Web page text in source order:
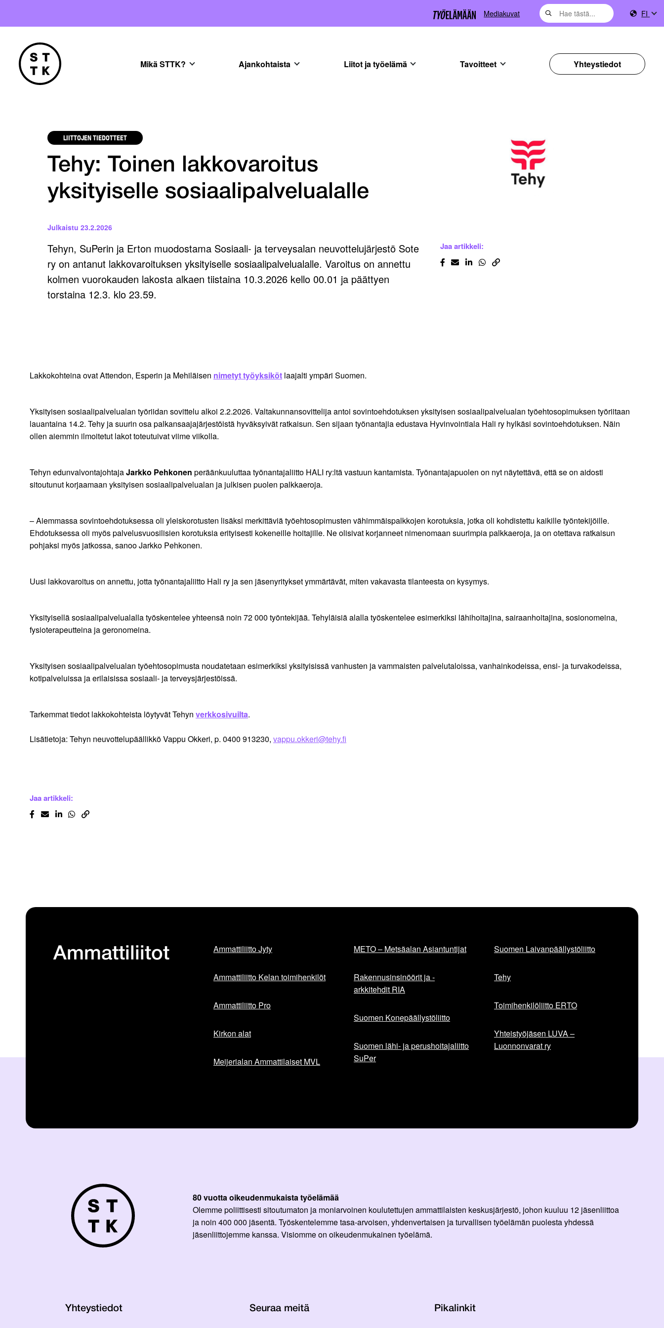
Mediakuvat FI
Mikä STTK? Ajankohtaista Liitot ja työelämä Tavoitteet Yhteystiedot
LIITTOJEN TIEDOTTEET
Tehy: Toinen lakkovaroitus
yksityiselle sosiaalipalvelualalle
Julkaistu 23.2.2026
Tehyn, SuPerin ja Erton muodostama Sosiaali- ja terveysalan neuvottelujärjestö Sote
ry on antanut lakkovaroituksen yksityiselle sosiaalipalvelualalle. Varoitus on annettu
kolmen vuorokauden lakosta alkaen tiistaina 10.3.2026 kello 00.01 ja päättyen
torstaina 12.3. klo 23.59.
Jaa artikkeli:
Lakkokohteina ovat Attendon, Esperin ja Mehiläisen nimetyt työyksiköt laajalti ympäri Suomen.
Yksityisen sosiaalipalvelualan työriidan sovittelu alkoi 2.2.2026. Valtakunnansovittelija antoi sovintoehdotuksen yksityisen sosiaalipalvelualan työehtosopimuksen työriitaan
lauantaina 14.2. Tehy ja suurin osa palkansaajajärjestöistä hyväksyivät ratkaisun. Sen sijaan työnantajia edustava Hyvinvointiala Hali ry hylkäsi sovintoehdotuksen. Näin
ollen aiemmin ilmoitetut lakot toteutuivat viime viikolla.
Tehyn edunvalvontajohtajaJarkko Pehkonen peräänkuuluttaa työnantajaliitto HALI ry:ltä vastuun kantamista. Työnantajapuolen on nyt näytettävä, että se on aidosti
sitoutunut korjaamaan yksityisen sosiaalipalvelualan ja julkisen puolen palkkaeroja.
– Aiemmassa sovintoehdotuksessa oli yleiskorotusten lisäksi merkittäviä työehtosopimusten vähimmäispalkkojen korotuksia, jotka oli kohdistettu kaikille työntekijöille.
Ehdotuksessa oli myös palvelusvuosilisien korotuksia erityisesti kokeneille hoitajille. Ne olisivat korjanneet nimenomaan suurimpia palkkaeroja, ja on otettava ratkaisun
pohjaksi myös jatkossa, sanoo Jarkko Pehkonen.
Uusi lakkovaroitus on annettu, jotta työnantajaliitto Hali ry ja sen jäsenyritykset ymmärtävät, miten vakavasta tilanteesta on kysymys.
Yksityisellä sosiaalipalvelualalla työskentelee yhteensä noin 72 000 työntekijää. Tehyläisiä alalla työskentelee esimerkiksi lähihoitajina, sairaanhoitajina, sosionomeina,
fysioterapeutteina ja geronomeina.
Yksityisen sosiaalipalvelualan työehtosopimusta noudatetaan esimerkiksi yksityisissä vanhusten ja vammaisten palvelutaloissa, vanhainkodeissa, ensi- ja turvakodeissa,
kotipalveluissa ja erilaisissa sosiaali- ja terveysjärjestöissä.
Tarkemmat tiedot lakkokohteista löytyvät Tehyn verkkosivuilta.
Lisätietoja: Tehyn neuvottelupäällikkö Vappu Okkeri, p. 0400 913230, vappu.okkeri@tehy.fi
Jaa artikkeli:
Ammattiliitot Ammattiliitto Jyty
Ammattiliitto Kelan toimihenkilöt
Ammattiliitto Pro
Kirkon alat
Meijerialan Ammattilaiset MVL
METO – Metsäalan Asiantuntijat
Rakennusinsinöörit ja -
arkkitehdit RIA
Suomen Konepäällystöliitto
Suomen lähi- ja perushoitajaliitto
SuPer
Suomen Laivanpäällystöliitto
Tehy
Toimihenkilöliitto ERTO
Yhteistyöjäsen LUVA –
Luonnonvarat ry
80 vuotta oikeudenmukaista työelämää
Olemme poliittisesti sitoutumaton ja moniarvoinen koulutettujen ammattilaisten keskusjärjestö, johon kuuluu 12 jäsenliittoa
ja noin 400 000 jäsentä. Työskentelemme tasa-arvoisen, yhdenvertaisen ja turvallisen työelämän puolesta yhdessä
jäsenliittojemme kanssa. Visiomme on oikeudenmukainen työelämä.
Yhteystiedot Seuraa meitä Pikalinkit